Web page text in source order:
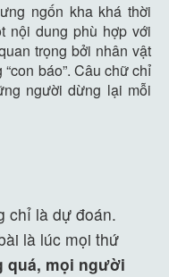
ngốn kha khá thời
nội dung phù hợp với
trọng bởi nhân vật
báo”. Câu chữ chỉ
người dừng lại mỗi
chỉ là dự đoán.
là lúc mọi thứ
quá, mọi người